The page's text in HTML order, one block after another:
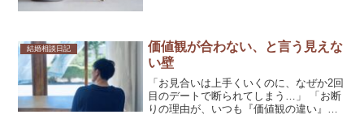
けなかったの？ 交際中...
結婚相談日記
価値観が合わない、と言う見えな
い壁
「お見合いは上手くいくのに、なぜか2回
目のデートで断られてしまう…」 「お断
りの理由が、いつも『価値観の違い』。